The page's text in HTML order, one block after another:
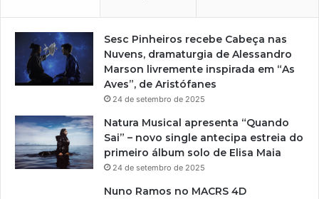
Sesc Pinheiros recebe Cabeça nas
Nuvens, dramaturgia de Alessandro
Marson livremente inspirada em “As
Aves”, de Aristófanes
24 de setembro de 2025
Natura Musical apresenta “Quando
Sai” – novo single antecipa estreia do
primeiro álbum solo de Elisa Maia
24 de setembro de 2025
Nuno Ramos no MACRS 4D